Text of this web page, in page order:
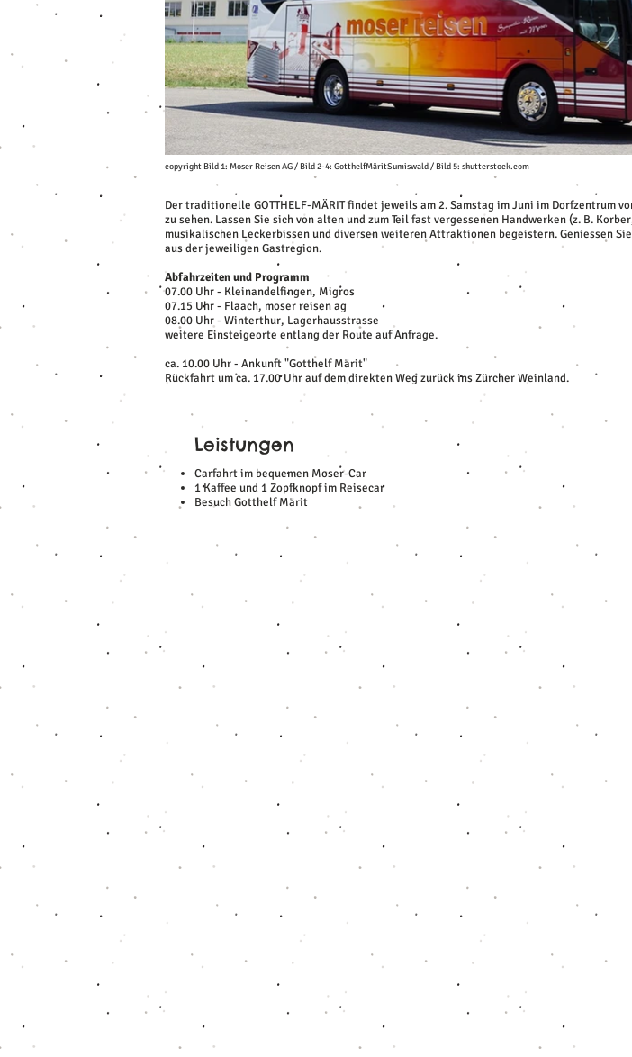
copyright Bild 1: Moser Reisen AG / Bild 2-4: GotthelfMäritSumiswald / Bild 5: shutterstock.com
Der traditionelle GOTTHELF-MÄRIT findet jeweils am 2. Samstag im Juni im
zu sehen. Lassen Sie sich von alten und zum Teil fast vergessenen Handwerken (z. B.
musikalischen Leckerbissen und diversen weiteren Attraktionen begeistern. Geniessen
aus der jeweiligen Gastregion.
Abfahrzeiten und Programm
07.00 Uhr - Kleinandelfingen, Migros
07.15 Uhr - Flaach, moser reisen ag
08.00 Uhr - Winterthur, Lagerhausstrasse
weitere Einsteigeorte entlang der Route auf Anfrage.
ca. 10.00 Uhr - Ankunft "Gotthelf Märit"
Rückfahrt um ca. 17.00 Uhr auf dem direkten Weg zurück ins Zürcher Weinland.
Leistungen
Carfahrt im bequemen Moser-Car
1 Kaffee und 1 Zopfknopf im Reisecar
Besuch Gotthelf Märit